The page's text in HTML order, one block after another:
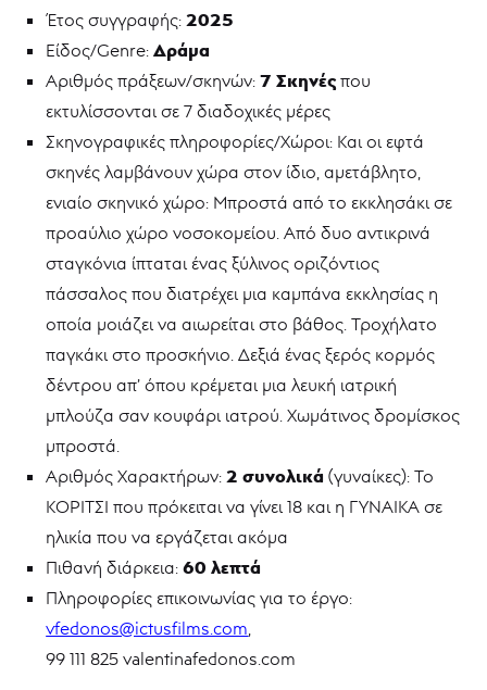
Έτος συγγραφής: 2025
Είδος/Genre:Δράμα
Αριθμός πράξεων/σκηνών:7 Σκηνές που
εκτυλίσσονται σε 7 διαδοχικές μέρες
Σκηνογραφικές πληροφορίες/Χώροι: Και οι εφτά
σκηνές λαμβάνουν χώρα στον ίδιο, αμετάβλητο,
ενιαίο σκηνικό χώρο: Μπροστά από το εκκλησάκι σε
προαύλιο χώρο νοσοκομείου. Από δυο αντικρινά
σταγκόνια ίπταται ένας ξύλινος οριζόντιος
πάσσαλος που διατρέχει μια καμπάνα εκκλησίας η
οποία μοιάζει να αιωρείται στο βάθος. Τροχήλατο
παγκάκι στο προσκήνιο. Δεξιά ένας ξερός κορμός
δέντρου απ’ όπου κρέμεται μια λευκή ιατρική
μπλούζα σαν κουφάρι ιατρού. Χωμάτινος δρομίσκος
μπροστά.
Αριθμός Χαρακτήρων: 2 συνολικά (γυναίκες): Το
ΚΟΡΙΤΣΙ που πρόκειται να γίνει 18 και η ΓΥΝΑΙΚΑ σε
ηλικία που να εργάζεται ακόμα
Πιθανή διάρκεια:60 λεπτά
Πληροφορίες επικοινωνίας για το έργο:
vfedonos@ictusfilms.com
99 111 825 valentinafedonos.com
Θεατρική
γραφή
Πρόγραμμα
PLAY,
PLAY
ON!
PLAY#5
PLAY
again!
[Δεν
μόνο]
Λόγια
χαρτί
Αντώνης
Αντωνίου
Ελένη
Αριστείδου
Γεωργία
Βλαδιμήρου
Μιχάλης
Μαρία
Δίπλαρου
Λοΐζος
Κ.